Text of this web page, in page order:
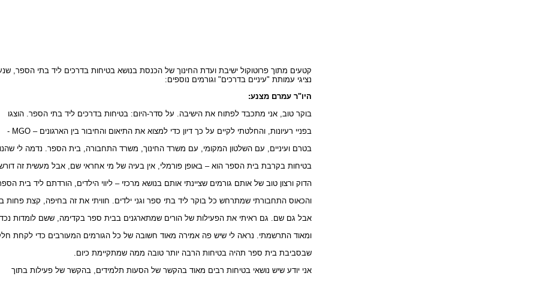
נציגי עמותת "עיניים בדרכים" וגורמים נוספים:
היו"ר עמרם מצנע:
בוקר טוב, אני מתכבד לפתוח את הישיבה. על סדר-היום: בטיחות בדרכים ליד בתי הספר. הוצגו
בפניי רעיונות, והחלטתי לקיים על כך דיון כדי למצוא את התיאום והחיבור בין הארגונים – MGO -
בטרם ועיניים, עם השלטון המקומי, עם משרד החינוך, משרד התחבורה, בית הספר. נדמה לי
בטיחות בקרבת בית הספר הוא – באופן פורמלי, אין בעיה של מי אחראי שם, אבל מעשית זה
הדוק ורצון טוב של אותם גורמים שציינתי אותם בנושא מרכזי – ליווי הילדים, הורדתם ליד בית
והכאוס התחבורתי שמתרחש כל בוקר ליד בתי ספר וגני ילדים. חוויתי את זה בחיפה, קצת פחות
אבל גם שם. גם ראיתי את הפעילות של הורים שמתארגנים בבית ספר בקדימה, ששם לומדות
ומאוד התרשמתי. נראה לי שיש פה אמירה מאוד חשובה של כל הגורמים המעורבים כדי לקחת
שבסביבת בית ספר תהיה בטיחות הרבה יותר טובה ממה שמתקיימת כיום.
אני יודע שיש נושאי בטיחות רבים מאוד בהקשר של הסעות תלמידים, בהקשר של פעילות בתוך